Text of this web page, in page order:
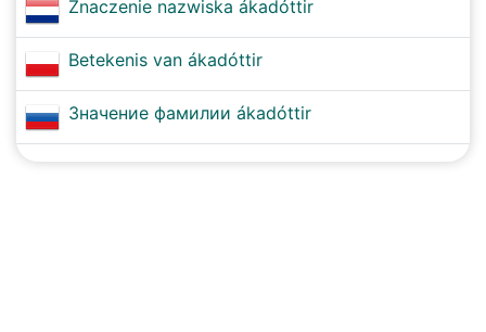
Znaczenie nazwiska ákadóttir
Betekenis van ákadóttir
Значение фамилии ákadóttir